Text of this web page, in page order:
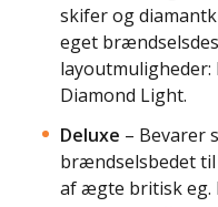
skifer og
eget
layoutmuligheder:
Diamond Light.
Deluxe – Bevarer
brændselsbedet til
af ægte britisk eg.